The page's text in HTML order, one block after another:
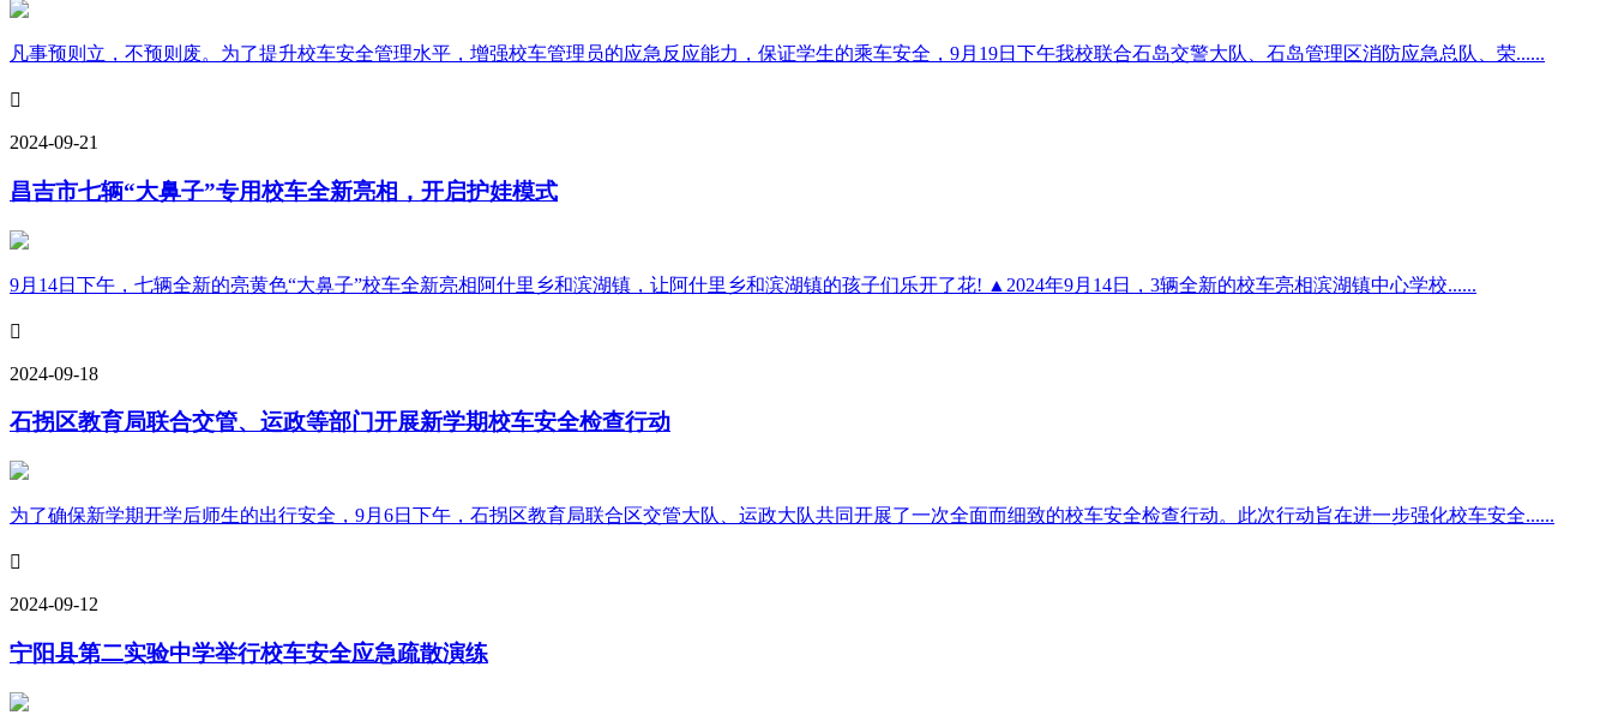
凡事预则立，不预则废。为了提升校车安全管理水平，增强校车管理员的应急反应能力，保证学生的乘车安全，9月19日下午我校联合石岛交警大队、石岛管理区消防应急总队、荣......

2024-09-21
昌吉市七辆“大鼻子”专用校车全新亮相，开启护娃模式
9月14日下午，七辆全新的亮黄色“大鼻子”校车全新亮相阿什里乡和滨湖镇，让阿什里乡和滨湖镇的孩子们乐开了花! ▲2024年9月14日，3辆全新的校车亮相滨湖镇中心学校......

2024-09-18
石拐区教育局联合交管、运政等部门开展新学期校车安全检查行动
为了确保新学期开学后师生的出行安全，9月6日下午，石拐区教育局联合区交管大队、运政大队共同开展了一次全面而细致的校车安全检查行动。此次行动旨在进一步强化校车安全......

2024-09-12
宁阳县第二实验中学举行校车安全应急疏散演练